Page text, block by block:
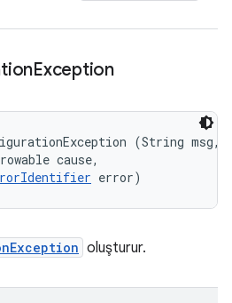
Exception
(String msg,
cause,
error)
oluşturur.